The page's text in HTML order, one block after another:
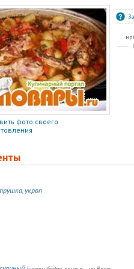
фото своего
укроп